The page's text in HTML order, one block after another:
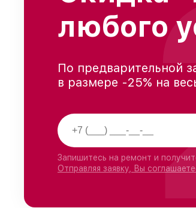
любого
По предварительной
в размере -25% на
Запишитесь на ремонт и
Отправляя заявку, Вы